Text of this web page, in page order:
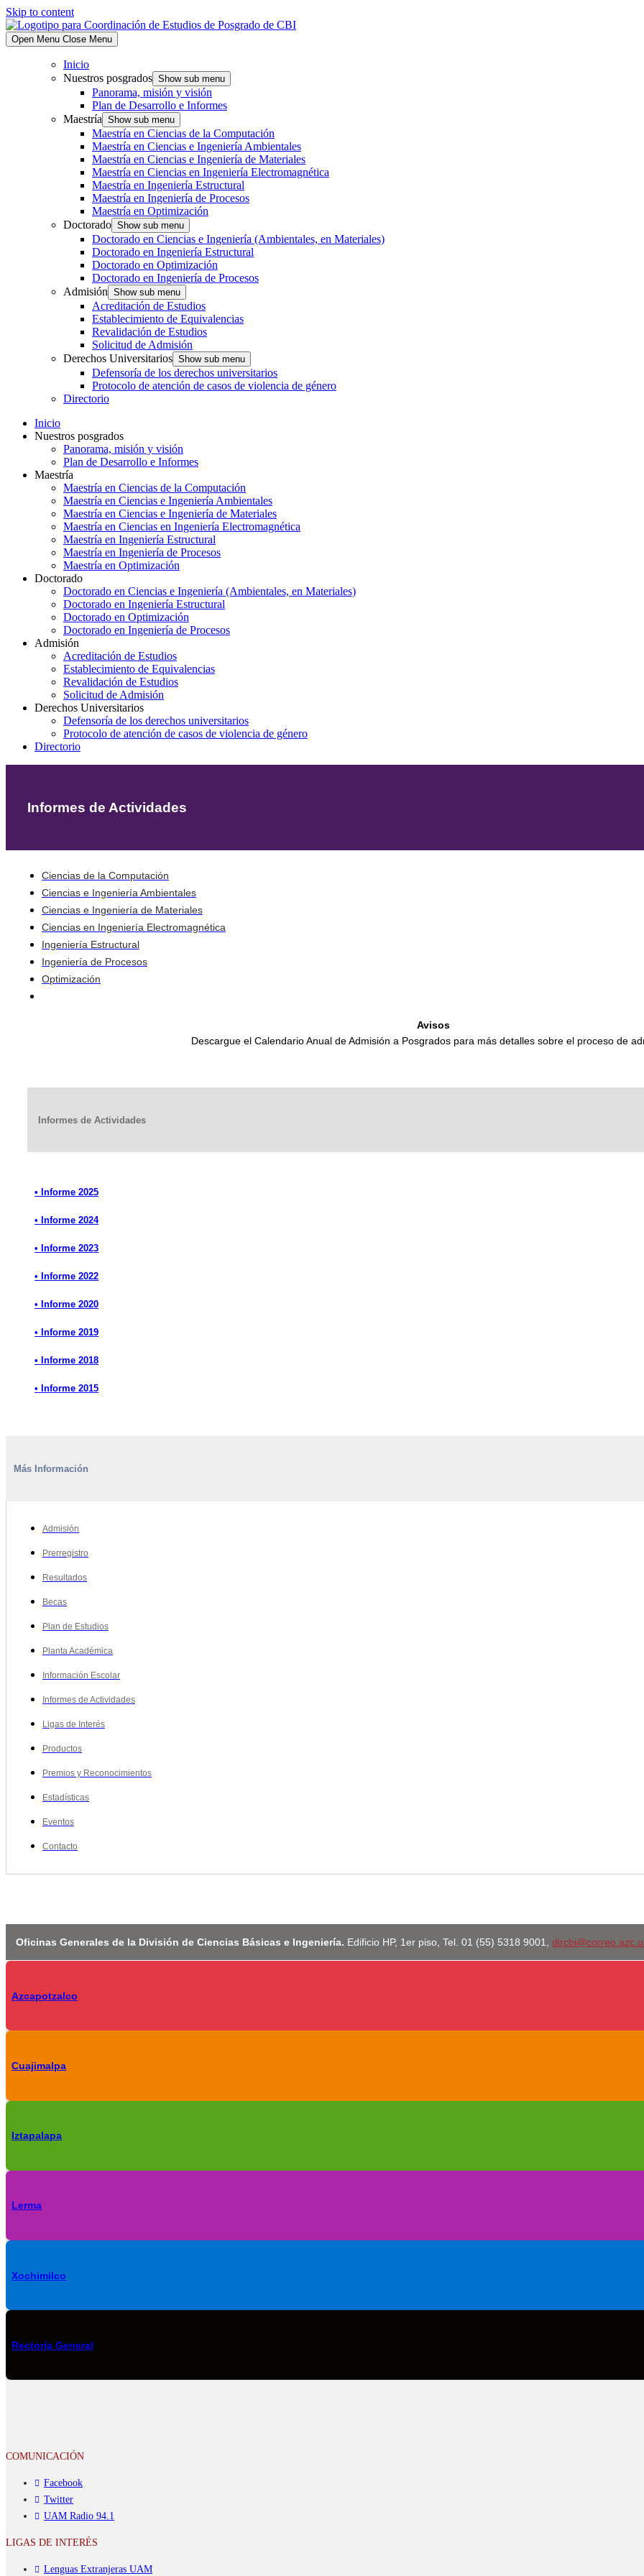
Skip to content
Open Menu Close Menu
Inicio
Nuestros posgrados Show sub menu
Panorama, misión y visión
Plan de Desarrollo e Informes
Maestría Show sub menu
Maestría en Ciencias de la Computación
Maestría en Ciencias e Ingeniería Ambientales
Maestría en Ciencias e Ingeniería de Materiales
Maestría en Ciencias en Ingeniería Electromagnética
Maestría en Ingeniería Estructural
Maestría en Ingeniería de Procesos
Maestría en Optimización
Doctorado Show sub menu
Doctorado en Ciencias e Ingeniería (Ambientales, en Materiales)
Doctorado en Ingeniería Estructural
Doctorado en Optimización
Doctorado en Ingeniería de Procesos
Admisión Show sub menu
Acreditación de Estudios
Establecimiento de Equivalencias
Revalidación de Estudios
Solicitud de Admisión
Derechos Universitarios Show sub menu
Defensoría de los derechos universitarios
Protocolo de atención de casos de violencia de género
Directorio
Inicio
Nuestros posgrados
Panorama, misión y visión
Plan de Desarrollo e Informes
Maestría
Maestría en Ciencias de la Computación
Maestría en Ciencias e Ingeniería Ambientales
Maestría en Ciencias e Ingeniería de Materiales
Maestría en Ciencias en Ingeniería Electromagnética
Maestría en Ingeniería Estructural
Maestría en Ingeniería de Procesos
Maestría en Optimización
Doctorado
Doctorado en Ciencias e Ingeniería (Ambientales, en Materiales)
Doctorado en Ingeniería Estructural
Doctorado en Optimización
Doctorado en Ingeniería de Procesos
Admisión
Acreditación de Estudios
Establecimiento de Equivalencias
Revalidación de Estudios
Solicitud de Admisión
Derechos Universitarios
Defensoría de los derechos universitarios
Protocolo de atención de casos de violencia de género
Directorio
Informes de Actividades
Ciencias de la Computación
Ciencias e Ingeniería Ambientales
Ciencias e Ingeniería de Materiales
Ciencias en Ingeniería Electromagnética
Ingeniería Estructural
Ingeniería de Procesos
Optimización
Avisos
Descargue el Calendario Anual de Admisión a Posgrados para más detalles sobre el proceso de
Informes de Actividades
• Informe 2025
• Informe 2024
• Informe 2023
• Informe 2022
• Informe 2020
• Informe 2019
• Informe 2018
• Informe 2015
Más Información
Admisión
Prerregistro
Resultados
Becas
Plan de Estudios
Planta Académica
Información Escolar
Informes de Actividades
Ligas de Interés
Productos
Premios y Reconocimientos
Estadísticas
Eventos
Contacto
Oficinas Generales de la División de Ciencias Básicas e Ingeniería. Edificio HP, 1er piso, Tel. 01 (55) 5318 9001,
Azcapotzalco
Cuajimalpa
Iztapalapa
Lerma
Xochimilco
Rectoría General
COMUNICACIÓN
Facebook
Twitter
UAM Radio 94.1
LIGAS DE INTERÉS
Lenguas Extranjeras UAM